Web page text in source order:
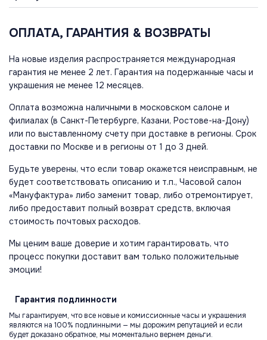
ОПЛАТА, ГАРАНТИЯ & ВОЗВРАТЫ
На новые изделия распространяется международная
гарантия не менее 2 лет. Гарантия на подержанные часы и
украшения не менее 12 месяцев.
Оплата возможна наличными в московском салоне и
филиалах (в Санкт-Петербурге, Казани, Ростове-на-Дону)
или по выставленному счету при доставке в регионы. Срок
доставки по Москве и в регионы от 1 до 3 дней.
Будьте уверены, что если товар окажется неисправным, не
будет соответствовать описанию и т.п., Часовой салон
«Мануфактура» либо заменит товар, либо отремонтирует,
либо предоставит полный возврат средств, включая
стоимость почтовых расходов.
Мы ценим ваше доверие и хотим гарантировать, что
процесс покупки доставит вам только положительные
эмоции!
Гарантия подлинности
Мы гарантируем, что все новые и комиссионные часы и украшения
являются на 100% подлинными — мы дорожим репутацией и если
будет доказано обратное, мы моментально вернем деньги.